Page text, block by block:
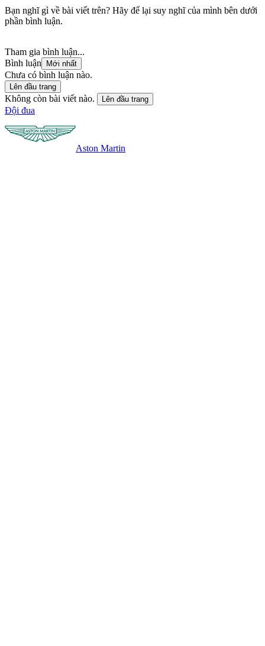
Bạn nghĩ gì về bài viết trên? Hãy để lại suy nghĩ của mình bên dưới
phần bình luận.
Tham gia bình luận...
Bình luận
Mới nhất
Chưa có bình luận nào.
Lên đầu trang
Không còn bài viết nào. Lên đầu trang
Đội đua
Aston Martin